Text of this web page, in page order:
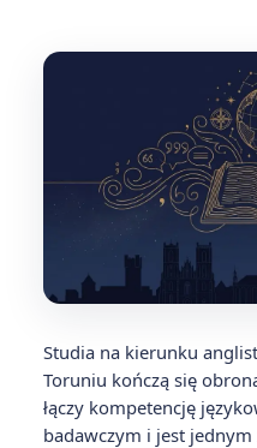
Studia na kierunku
Toruniu kończą się
łączy kompetencję
badawczym i jest jednym